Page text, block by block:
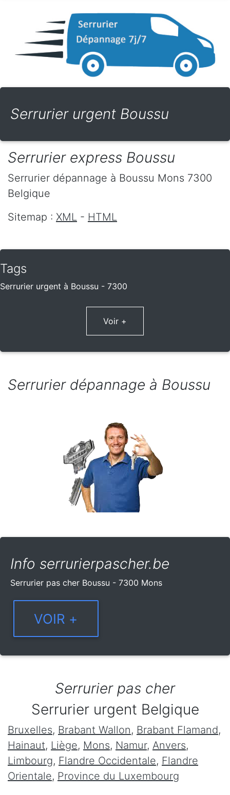
Serrurier urgent Boussu
Serrurier express Boussu
Serrurier dépannage à Boussu Mons 7300
Belgique
Sitemap : XML - HTML
Tags
Serrurier urgent à Boussu - 7300
Voir +
Serrurier dépannage à Boussu
Info serrurierpascher.be
Serrurier pas cher Boussu - 7300 Mons
Serrurier pas cher
Serrurier urgent Belgique
Bruxelles, Brabant Wallon, Brabant Flamand,
Hainaut, Liège, Mons, Namur, Anvers,
Limbourg, Flandre Occidentale, Flandre
Orientale, Province du Luxembourg